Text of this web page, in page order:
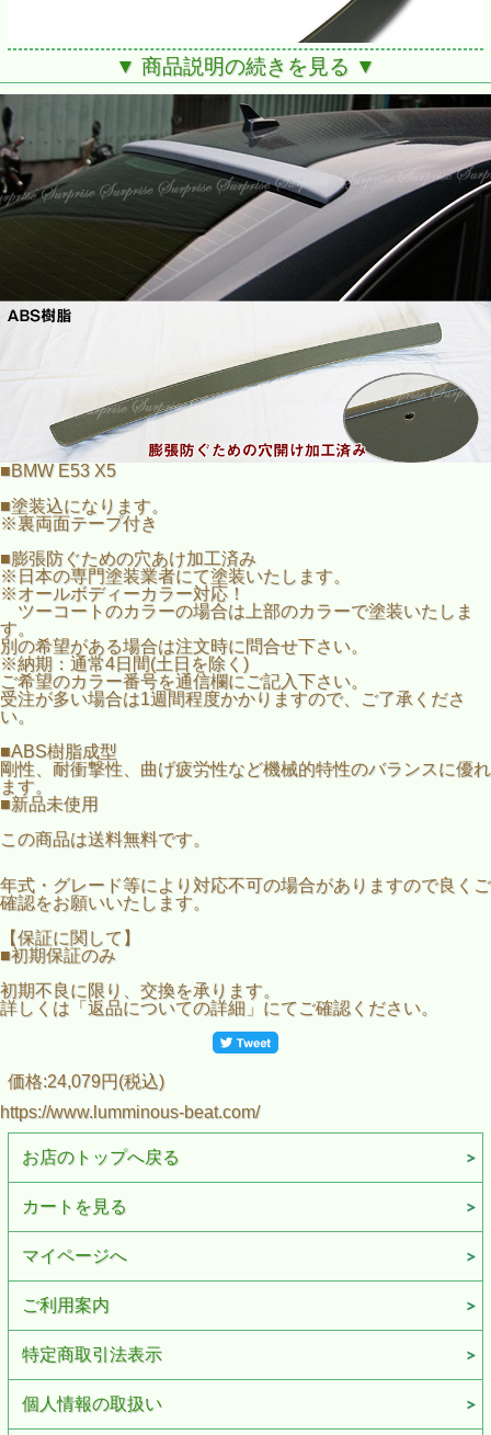
■塗装込になります。
※裏両面テープ付き
■膨張防ぐための穴あけ加工済み
※日本の専門塗装業者にて塗装いたします。
※オールボディーカラー対応！
ツーコートのカラーの場合は上部のカラーで塗装いたしま
別の希望がある場合は注文時に問合せ下さい。
※納期：通常4日間(土日を除く)
ご希望のカラー番号を通信欄にご記入下さい。
い。
剛性、耐衝撃性、曲げ疲労性など機械的特性のバランスに優
れます。
■新品未使用
▼ 商品説明の続きを見る ▼
■BMW E53 X5
■塗装込になります。
※裏両面テープ付き
■膨張防ぐための穴あけ加工済み
※日本の専門塗装業者にて塗装いたします。
※オールボディーカラー対応！
ツーコートのカラーの場合は上部のカラーで塗装いたしま
す。
別の希望がある場合は注文時に問合せ下さい。
※納期：通常4日間(土日を除く)
ご希望のカラー番号を通信欄にご記入下さい。
受注が多い場合は1週間程度かかりますので、ご了承くださ
い。
■ABS樹脂成型
剛性、耐衝撃性、曲げ疲労性など機械的特性のバランスに優れ
ます。
■新品未使用
この商品は送料無料です。
年式・グレード等により対応不可の場合がありますので良くご
確認をお願いいたします。
【保証に関して】
■初期保証のみ
初期不良に限り、交換を承ります。
詳しくは「返品についての詳細」にてご確認ください。
価格:24,079円(税込)
https://www.lumminous-beat.com/
お店のトップへ戻る
カートを見る
マイページへ
ご利用案内
特定商取引法表示
個人情報の取扱い